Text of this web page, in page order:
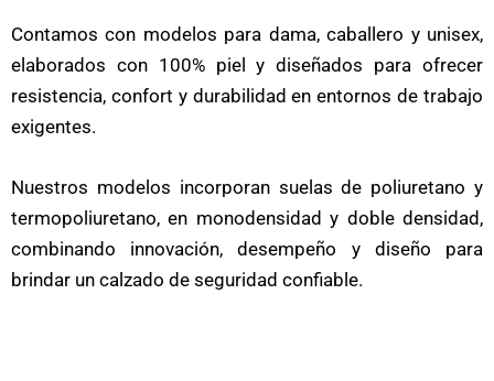
Contamos con modelos para dama, caballero y unisex,
elaborados con 100% piel y diseñados para ofrecer
resistencia, confort y durabilidad en entornos de trabajo
exigentes.
Nuestros modelos incorporan suelas de poliuretano y
termopoliuretano, en monodensidad y doble densidad,
combinando innovación, desempeño y diseño para
brindar un calzado de seguridad confiable.